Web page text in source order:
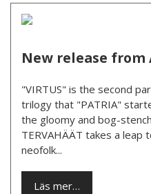
New release from
"VIRTUS" is the second
trilogy that "PATRIA"
the gloomy and bog-
TERVAHÄÄT takes a
neofolk...
Läs mer…